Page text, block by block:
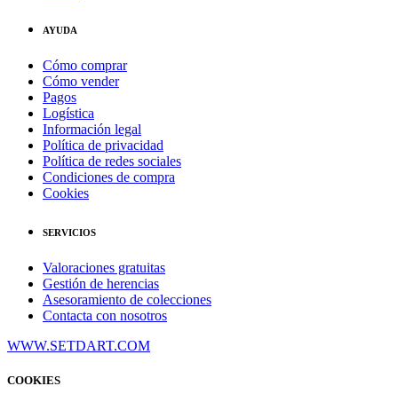
AYUDA
Cómo comprar
Cómo vender
Pagos
Logística
Información legal
Política de privacidad
Política de redes sociales
Condiciones de compra
Cookies
SERVICIOS
Valoraciones gratuitas
Gestión de herencias
Asesoramiento de colecciones
Contacta con nosotros
WWW.SETDART.COM
COOKIES